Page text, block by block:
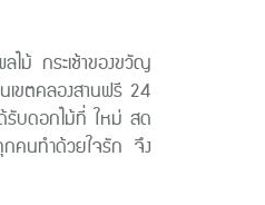
ไม้ กระเช้าของขวัญ
เขตคลองสานฟรี 24
ด้รับดอกไม้ที่ ใหม่ สด
กคนทำด้วยใจรัก จึง